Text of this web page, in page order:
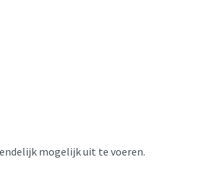
mogelijk uit te voeren.